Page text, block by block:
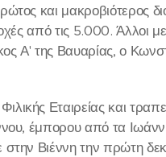
και μακροβιότερος
από τις 5.000. Άλλοι
Α' της Βαυαρίας, ο
Εταιρείας και
έμπορου από τα
Βιέννη την πρώτη